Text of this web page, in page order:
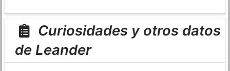
Curiosidades y otros datos
de Leander